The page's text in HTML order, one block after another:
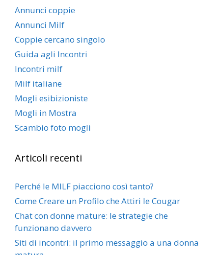
Annunci coppie
Annunci Milf
Coppie cercano singolo
Guida agli Incontri
Incontri milf
Milf italiane
Mogli esibizioniste
Mogli in Mostra
Scambio foto mogli
Articoli recenti
Perché le MILF piacciono così tanto?
Come Creare un Profilo che Attiri le Cougar
Chat con donne mature: le strategie che
funzionano davvero
Siti di incontri: il primo messaggio a una donna